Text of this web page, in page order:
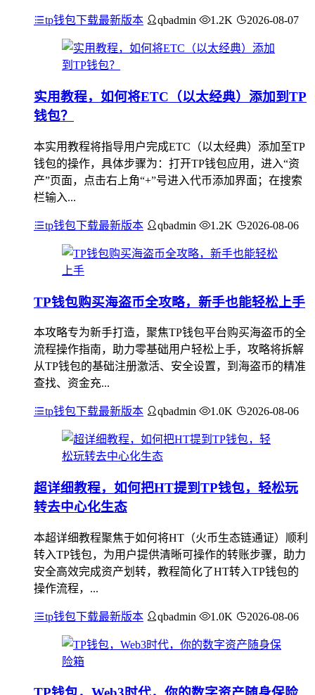
tp钱包下载最新版本 qbadmin 1.2K 2026-08-07
实用教程，如何将ETC（以太经典）添加到TP
钱包？
本实用教程将指导用户完成ETC（以太经典）添加至TP
钱包的操作，具体步骤为：打开TP钱包应用，进入“资
产”页面，点击右上角“+”号进入代币添加界面；在搜索
栏输入...
tp钱包下载最新版本 qbadmin 1.2K 2026-08-06
TP钱包购买海盗币全攻略，新手也能轻松上手
本攻略专为新手打造，聚焦TP钱包平台购买海盗币的全
流程操作指南，助力零基础用户轻松上手，攻略将拆解
从TP钱包的基础注册激活、安全设置，到海盗币的精准
查找、资金充...
tp钱包下载最新版本 qbadmin 1.0K 2026-08-06
超详细教程，如何把HT提到TP钱包，轻松玩
转去中心化生态
本超详细教程聚焦于如何将HT（火币生态链通证）顺利
转入TP钱包，为用户提供清晰可操作的转账步骤，助力
安全高效完成资产划转，教程简化了HT转入TP钱包的
操作流程，...
tp钱包下载最新版本 qbadmin 1.0K 2026-08-06